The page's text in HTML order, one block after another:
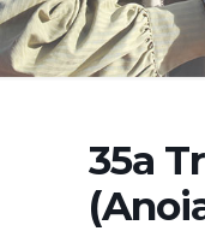
35a